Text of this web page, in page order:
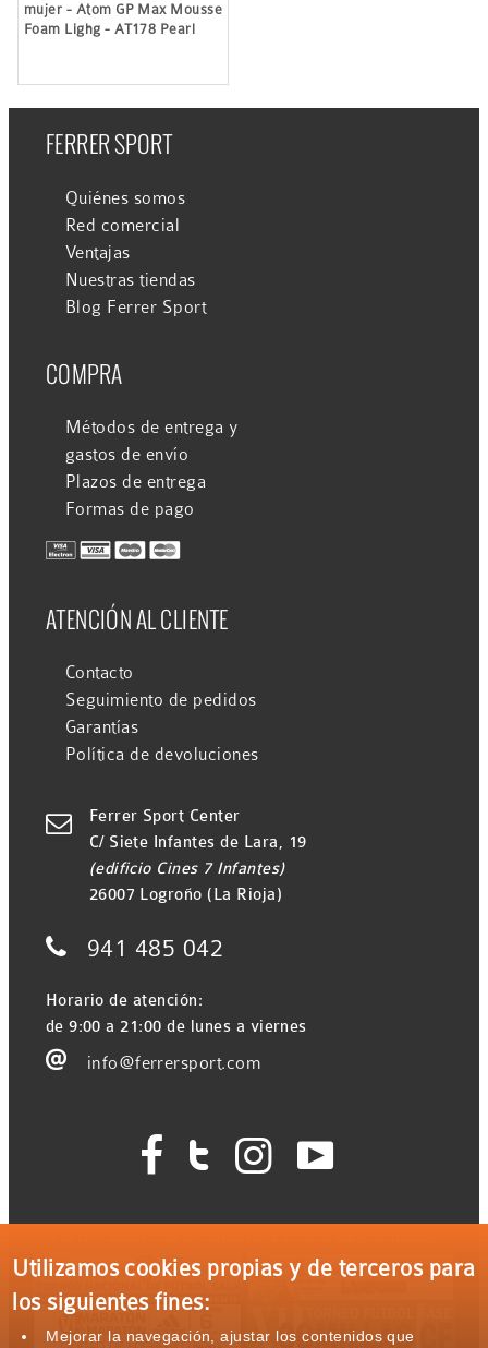
mujer - Atom GP Max Mousse
Foam Lighg - AT178 Pearl
FERRER SPORT
Quiénes somos
Red comercial
Ventajas
Nuestras tiendas
Blog Ferrer Sport
COMPRA
Métodos de entrega y
gastos de envío
Plazos de entrega
Formas de pago
ATENCIÓN AL CLIENTE
Contacto
Seguimiento de pedidos
Garantías
Política de devoluciones

Ferrer Sport Center
C/ Siete Infantes de Lara, 19
(edificio Cines 7 Infantes)
26007 Logroño (La Rioja)
 941 485 042
Horario de atención:
de 9:00 a 21:00 de lunes a viernes
 info@ferrersport.com
   
Utilizamos cookies propias y de terceros para
los siguientes fines:
Mejorar la navegación, ajustar los contenidos que